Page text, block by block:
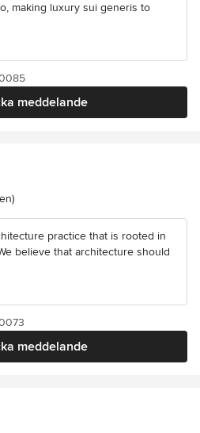
making luxury sui generis to
meddelande
5 stjärnor
practice that is rooted in
believe that architecture should
meddelande